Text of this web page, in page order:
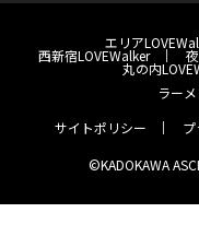
エリア
西新宿LOVEWalker
丸の内
ラー
サイトポリシー
©KADOKAWA